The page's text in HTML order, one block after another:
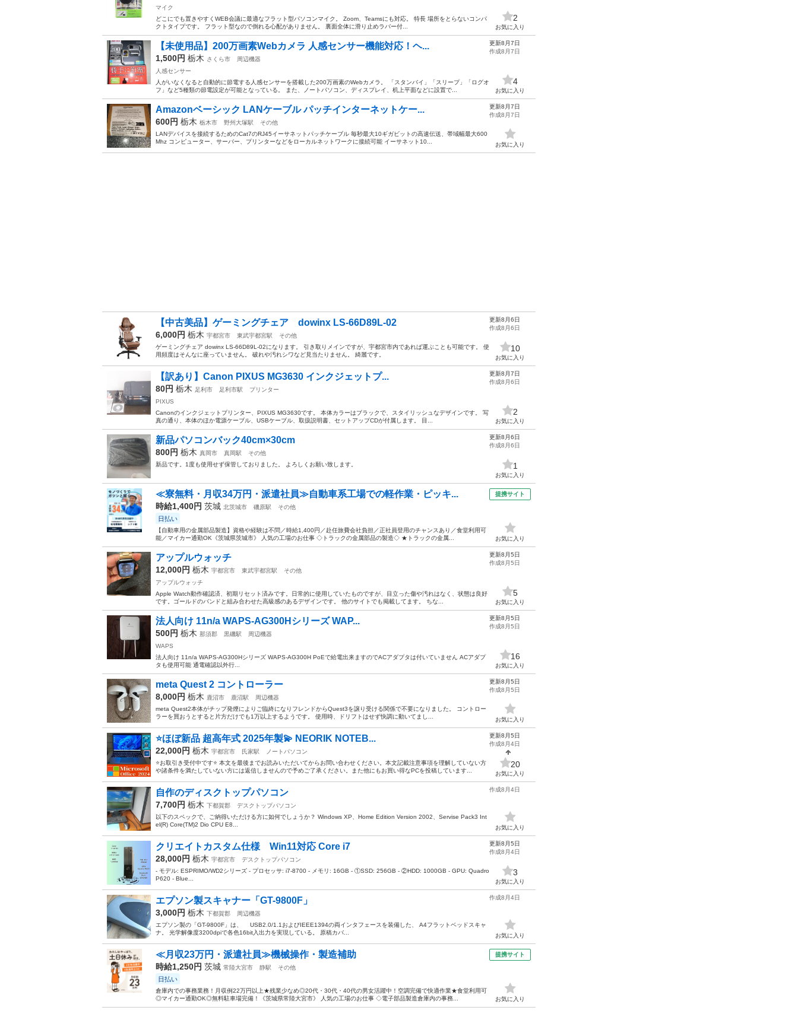
マイク
どこにでも置きやすくWEB会議に最適なフラット型パソコンマイク。 Zoom、Teamsにも対応。 特長 場所をとらないコンパ
クトタイプです。 フラット型なので倒れる心配がありません。 裏面全体に滑り止めラバー付...
2
お気に入り
【未使用品】200万画素Webカメラ 人感センサー機能対応！ヘ...
1,500円 栃木 さくら市
周辺機器
人感センサー
人がいなくなると自動的に節電する人感センサーを搭載した200万画素のWebカメラ。 「スタンバイ」「スリープ」「ログオ
フ」など5種類の節電設定が可能となっている。 また、ノートパソコン、ディスプレイ、机上平面などに設置で...
更新8月7日
作成8月7日
4
お気に入り
Amazonベーシック LANケーブル パッチインターネットケー...
600円 栃木 栃木市 野州大塚駅
その他
LANデバイスを接続するためのCat7のRJ45イーサネットパッチケーブル 毎秒最大10ギガビットの高速伝送、帯域幅最大600
Mhz コンピューター、サーバー、プリンターなどをローカルネットワークに接続可能 イーサネット10...
更新8月7日
作成8月7日
お気に入り
【中古美品】ゲーミングチェア dowinx LS-66D89L-02
6,000円 栃木 宇都宮市 東武宇都宮駅
その他
ゲーミングチェア dowinx LS-66D89L-02になります。 引き取りメインですが、宇都宮市内であれば運ぶことも可能です。 使
用頻度はそんなに座っていません。 破れや汚れシワなど見当たりません。 綺麗です。
更新8月6日
作成8月6日
10
お気に入り
【訳あり】Canon PIXUS MG3630 インクジェットプ...
80円 栃木 足利市 足利市駅
プリンター
PIXUS
Canonのインクジェットプリンター、PIXUS MG3630です。 本体カラーはブラックで、スタイリッシュなデザインです。 写
真の通り、本体のほか電源ケーブル、USBケーブル、取扱説明書、セットアップCDが付属します。 目...
更新8月7日
作成8月6日
2
お気に入り
新品パソコンバック40cm×30cm
800円 栃木 真岡市 真岡駅
その他
新品です。1度も使用せず保管しておりました。 よろしくお願い致します。
更新8月6日
作成8月6日
1
お気に入り
≪寮無料・月収34万円・派遣社員≫自動車系工場での軽作業・ピッキ...
時給1,400円 茨城 北茨城市 磯原駅 その他
日払い
【自動車用の金属部品製造】資格や経験は不問／時給1,400円／赴任旅費会社負担／正社員登用のチャンスあり／食堂利用可
能／マイカー通勤OK《茨城県茨城市》 人気の工場のお仕事 ◇トラックの金属部品の製造◇ ★トラックの金属...
提携サイト
お気に入り
アップルウォッチ
12,000円 栃木 宇都宮市 東武宇都宮駅
その他
アップルウォッチ
Apple Watch動作確認済、初期リセット済みです。日常的に使用していたものですが、目立った傷や汚れはなく、状態は良好
です。ゴールドのバンドと組み合わせた高級感のあるデザインです。 他のサイトでも掲載してます。 ちな...
更新8月5日
作成8月5日
5
お気に入り
法人向け 11n/a WAPS-AG300Hシリーズ WAP...
500円 栃木 那須郡 黒磯駅
周辺機器
WAPS
法人向け 11n/a WAPS-AG300Hシリーズ WAPS-AG300H PoEで給電出来ますのでACアダプタは付いていません ACアダプ
タも使用可能 通電確認以外行...
更新8月5日
作成8月5日
16
お気に入り
meta Quest 2 コントローラー
8,000円 栃木 鹿沼市 鹿沼駅
周辺機器
meta Quest2本体がチップ発煙によりご臨終になりフレンドからQuest3を譲り受ける関係で不要になりました。 コントロー
ラーを買おうとすると片方だけでも1万以上するようです。 使用時、ドリフトはせず快調に動いてまし...
更新8月5日
作成8月5日
お気に入り
⭐️ほぼ新品 超高年式 2025年製💫 NEORIK NOTEB...
22,000円 栃木 宇都宮市 氏家駅
ノートパソコン
⭐️お取引き受付中です⭐️ 本文を最後までお読みいただいてからお問い合わせください。本文記載注意事項を理解していない方
や諸条件を満たしていない方には返信しませんので予めご了承ください。また他にもお買い得なPCを投稿しています...
更新8月5日
作成8月4日
20
お気に入り
自作のディスクトップパソコン
7,700円 栃木 下都賀郡
デスクトップパソコン
以下のスペックで、ご納得いただける方に如何でしょうか？ Windows XP、Home Edition Version 2002、Servise Pack3 Int
el(R) Core(TM)2 Dio CPU E8...
作成8月4日
お気に入り
クリエイトカスタム仕様 Win11対応 Core i7
28,000円 栃木 宇都宮市
デスクトップパソコン
- モデル: ESPRIMO/WD2シリーズ - プロセッサ: i7-8700 - メモリ: 16GB - ①SSD: 256GB - ②HDD: 1000GB - GPU: Quadro
P620 - Blue...
更新8月5日
作成8月4日
3
お気に入り
エプソン製スキャナー「GT-9800F」
3,000円 栃木 下都賀郡
周辺機器
エプソン製の「GT-9800F」は、 USB2.0/1.1およびIEEE1394の両インタフェースを装備した、 A4フラットベッドスキャ
ナ。 光学解像度3200dpiで各色16bit入出力を実現している。 原稿カバ...
作成8月4日
お気に入り
≪月収23万円・派遣社員≫機械操作・製造補助
時給1,250円 茨城 常陸大宮市 静駅 その他
日払い
倉庫内での事務業務！月収例22万円以上★残業少なめ◎20代・30代・40代の男女活躍中！空調完備で快適作業★食堂利用可
◎マイカー通勤OK◎無料駐車場完備！《茨城県常陸大宮市》 人気の工場のお仕事 ◇電子部品製造倉庫内の事務...
提携サイト
お気に入り